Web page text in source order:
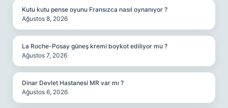
Kutu kutu pense oyunu Fransızca nasıl oynanıyor ?
Ağustos 8, 2026
La Roche-Posay güneş kremi boykot ediliyor mu ?
Ağustos 7, 2026
Dinar Devlet Hastanesi MR var mı ?
Ağustos 6, 2026